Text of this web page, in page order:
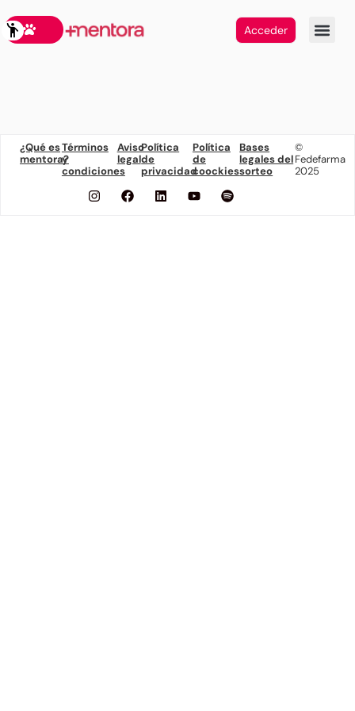
Acceder
¿Qué es
mentora?
Términos
y
condiciones
Aviso
legal
Política
de
privacidad
Política
de
coockies
Bases
legales del
sorteo
©
Fedefarma
2025